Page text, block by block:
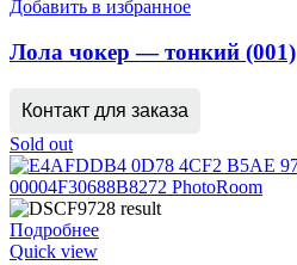
Добавить в избранное
Лола чокер — тонкий (001)
Контакт для заказа
Sold out
Подробнее
Quick view